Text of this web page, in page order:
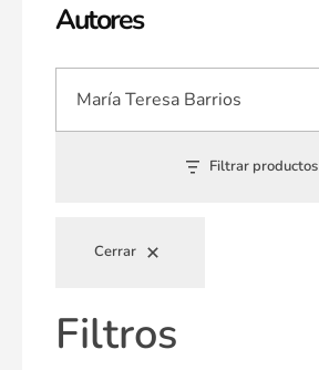
Autores
Filtrar productos
Cerrar
Filtros